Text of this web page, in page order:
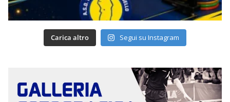
Carica altro Segui su Instagram